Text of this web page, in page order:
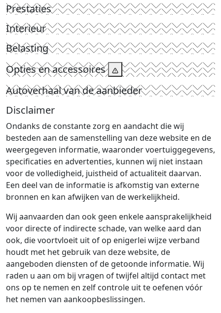
Prestaties
Interieur
Belasting
Opties en accessoires
Autoverhaal van de aanbieder
Disclaimer
Ondanks de constante zorg en aandacht die wij
besteden aan de samenstelling van deze website en de
weergegeven informatie, waaronder voertuiggegevens,
specificaties en advertenties, kunnen wij niet instaan
voor de volledigheid, juistheid of actualiteit daarvan.
Een deel van de informatie is afkomstig van externe
bronnen en kan afwijken van de werkelijkheid.
Wij aanvaarden dan ook geen enkele aansprakelijkheid
voor directe of indirecte schade, van welke aard dan
ook, die voortvloeit uit of op enigerlei wijze verband
houdt met het gebruik van deze website, de
aangeboden diensten of de getoonde informatie. Wij
raden u aan om bij vragen of twijfel altijd contact met
ons op te nemen en zelf controle uit te oefenen vóór
het nemen van aankoopbeslissingen.